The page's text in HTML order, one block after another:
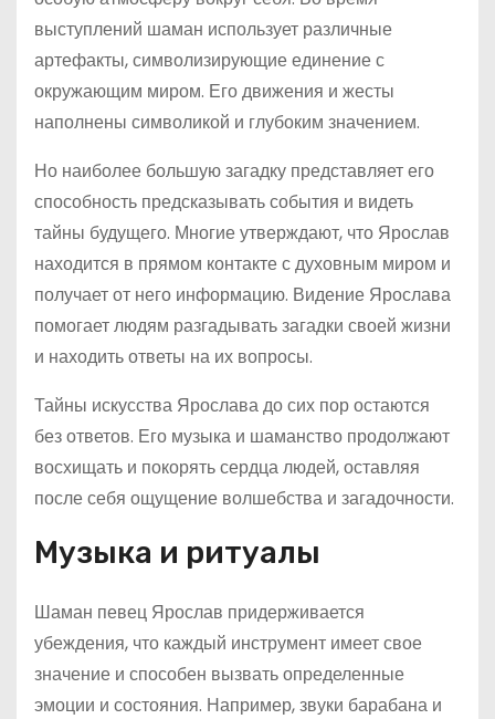
выступлений шаман использует различные
артефакты, символизирующие единение с
окружающим миром. Его движения и жесты
наполнены символикой и глубоким значением.
Но наиболее большую загадку представляет его
способность предсказывать события и видеть
тайны будущего. Многие утверждают, что Ярослав
находится в прямом контакте с духовным миром и
получает от него информацию. Видение Ярослава
помогает людям разгадывать загадки своей жизни
и находить ответы на их вопросы.
Тайны искусства Ярослава до сих пор остаются
без ответов. Его музыка и шаманство продолжают
восхищать и покорять сердца людей, оставляя
после себя ощущение волшебства и загадочности.
Музыка и ритуалы
Шаман певец Ярослав придерживается
убеждения, что каждый инструмент имеет свое
значение и способен вызвать определенные
эмоции и состояния. Например, звуки барабана и